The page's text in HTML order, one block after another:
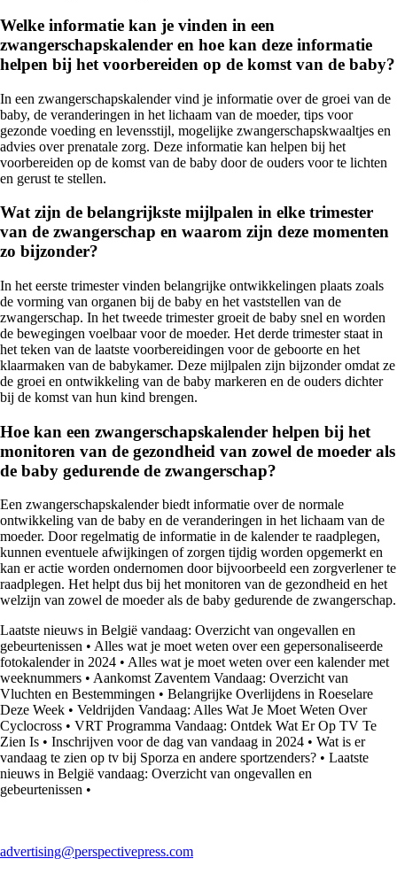
Welke informatie kan je vinden in een
zwangerschapskalender en hoe kan deze informatie
helpen bij het voorbereiden op de komst van de baby?
In een zwangerschapskalender vind je informatie over de groei van de
baby, de veranderingen in het lichaam van de moeder, tips voor
gezonde voeding en levensstijl, mogelijke zwangerschapskwaaltjes en
advies over prenatale zorg. Deze informatie kan helpen bij het
voorbereiden op de komst van de baby door de ouders voor te lichten
en gerust te stellen.
Wat zijn de belangrijkste mijlpalen in elke trimester
van de zwangerschap en waarom zijn deze momenten
zo bijzonder?
In het eerste trimester vinden belangrijke ontwikkelingen plaats zoals
de vorming van organen bij de baby en het vaststellen van de
zwangerschap. In het tweede trimester groeit de baby snel en worden
de bewegingen voelbaar voor de moeder. Het derde trimester staat in
het teken van de laatste voorbereidingen voor de geboorte en het
klaarmaken van de babykamer. Deze mijlpalen zijn bijzonder omdat ze
de groei en ontwikkeling van de baby markeren en de ouders dichter
bij de komst van hun kind brengen.
Hoe kan een zwangerschapskalender helpen bij het
monitoren van de gezondheid van zowel de moeder als
de baby gedurende de zwangerschap?
Een zwangerschapskalender biedt informatie over de normale
ontwikkeling van de baby en de veranderingen in het lichaam van de
moeder. Door regelmatig de informatie in de kalender te raadplegen,
kunnen eventuele afwijkingen of zorgen tijdig worden opgemerkt en
kan er actie worden ondernomen door bijvoorbeeld een zorgverlener te
raadplegen. Het helpt dus bij het monitoren van de gezondheid en het
welzijn van zowel de moeder als de baby gedurende de zwangerschap.
Laatste nieuws in België vandaag: Overzicht van ongevallen en
gebeurtenissen • Alles wat je moet weten over een gepersonaliseerde
fotokalender in 2024 • Alles wat je moet weten over een kalender met
weeknummers • Aankomst Zaventem Vandaag: Overzicht van
Vluchten en Bestemmingen • Belangrijke Overlijdens in Roeselare
Deze Week • Veldrijden Vandaag: Alles Wat Je Moet Weten Over
Cyclocross • VRT Programma Vandaag: Ontdek Wat Er Op TV Te
Zien Is • Inschrijven voor de dag van vandaag in 2024 • Wat is er
vandaag te zien op tv bij Sporza en andere sportzenders? • Laatste
nieuws in België vandaag: Overzicht van ongevallen en
gebeurtenissen •
advertising@perspectivepress.com